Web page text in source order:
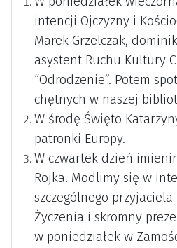
intencji Ojczyzny i
Marek Grzelczak,
asystent Ruchu Kultury
“Odrodzenie”. Potem
chętnych w naszej
W środę Święto
patronki Europy.
W czwartek dzień
Rojka. Modlimy się w
szczególnego przyjaciela
Życzenia i skromny
w poniedziałek w